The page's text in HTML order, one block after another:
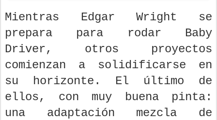
Mientras Edgar Wright se
prepara para rodar Baby
Driver, otros proyectos
comienzan a solidificarse en
su horizonte. El último de
ellos, con muy buena pinta:
una adaptación mezcla de